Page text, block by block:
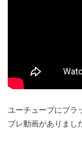
ユーチューブにブラ
プレ動画がありまし